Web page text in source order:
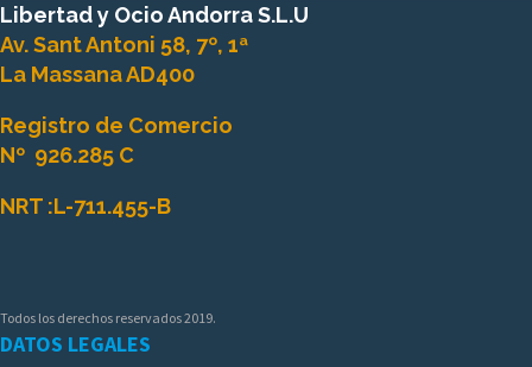
Libertad y Ocio Andorra S.L.U
Av. Sant Antoni 58, 7º, 1ª
La Massana AD400
Registro de Comercio
Nº 926.285 C
NRT :L-711.455-B
Todos los derechos reservados 2019.
DATOS LEGALES